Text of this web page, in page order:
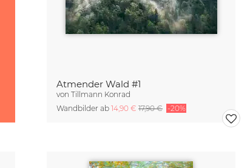
Atmender Wald #1
vonTillmann Konrad
Wandbilder ab14,90 €17,90 € -20%